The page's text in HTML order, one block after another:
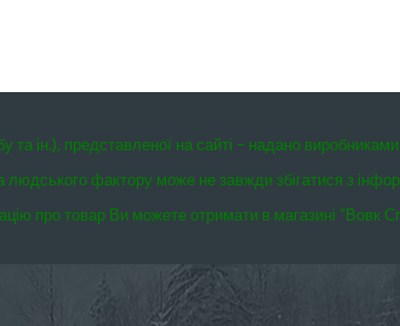
та ін.), представленої на сайті – надано
людського фактору може не завжди збігатися з
про товар Ви можете отримати в магазині “Вовк